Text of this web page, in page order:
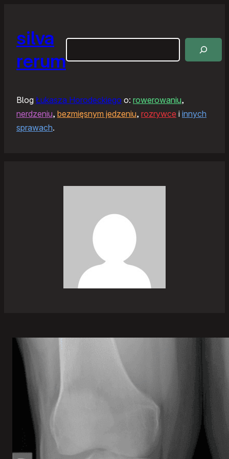
silva
rerum
Blog Łukasza Horodeckiego o: rowerowaniu,
nerdzeniu, bezmięsnym jedzeniu, rozrywce i innych
sprawach.